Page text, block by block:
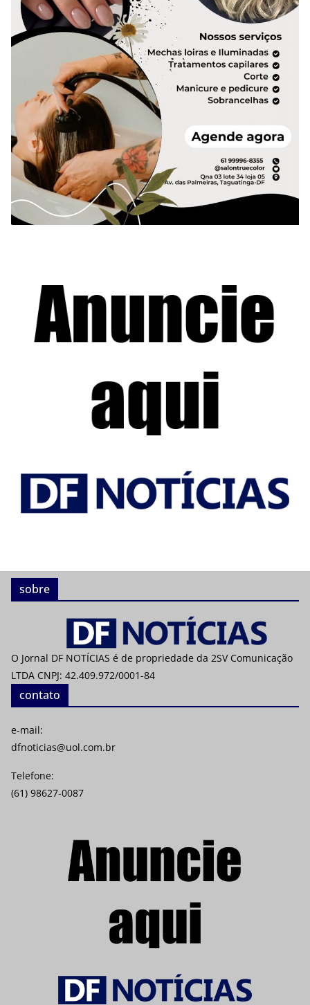
sobre
O Jornal DF NOTÍCIAS é de propriedade da 2SV Comunicação
LTDA CNPJ: 42.409.972/0001-84
contato
e-mail:
dfnoticias@uol.com.br
Telefone:
(61) 98627-0087